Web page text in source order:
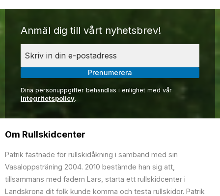
Anmäl dig till vårt nyhetsbrev!
Prenumerera
Dina personuppgifter behandlas i enlighet med vår
integritetspolicy.
Om Rullskidcenter
Patrik fastnade för rullskidåkning i samband med sin
Vasaloppsträning 2004. 2010 bestämde han sig att,
tillsammans med fadern Lars, starta ett rullskidcenter i
Landskrona dit folk kunde komma och testa rullskidor. Patrik